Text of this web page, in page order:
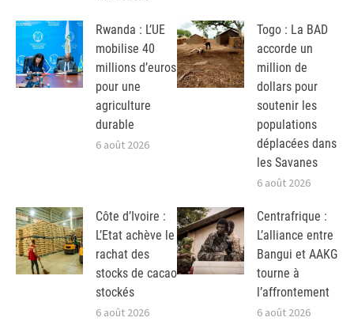
Rwanda : L’UE
mobilise 40
millions d’euros
pour une
agriculture
durable
6 août 2026
Togo : La BAD
accorde un
million de
dollars pour
soutenir les
populations
déplacées dans
les Savanes
6 août 2026
Côte d’Ivoire :
L’Etat achève le
rachat des
stocks de cacao
stockés
6 août 2026
Centrafrique :
L’alliance entre
Bangui et AAKG
tourne à
l’affrontement
6 août 2026